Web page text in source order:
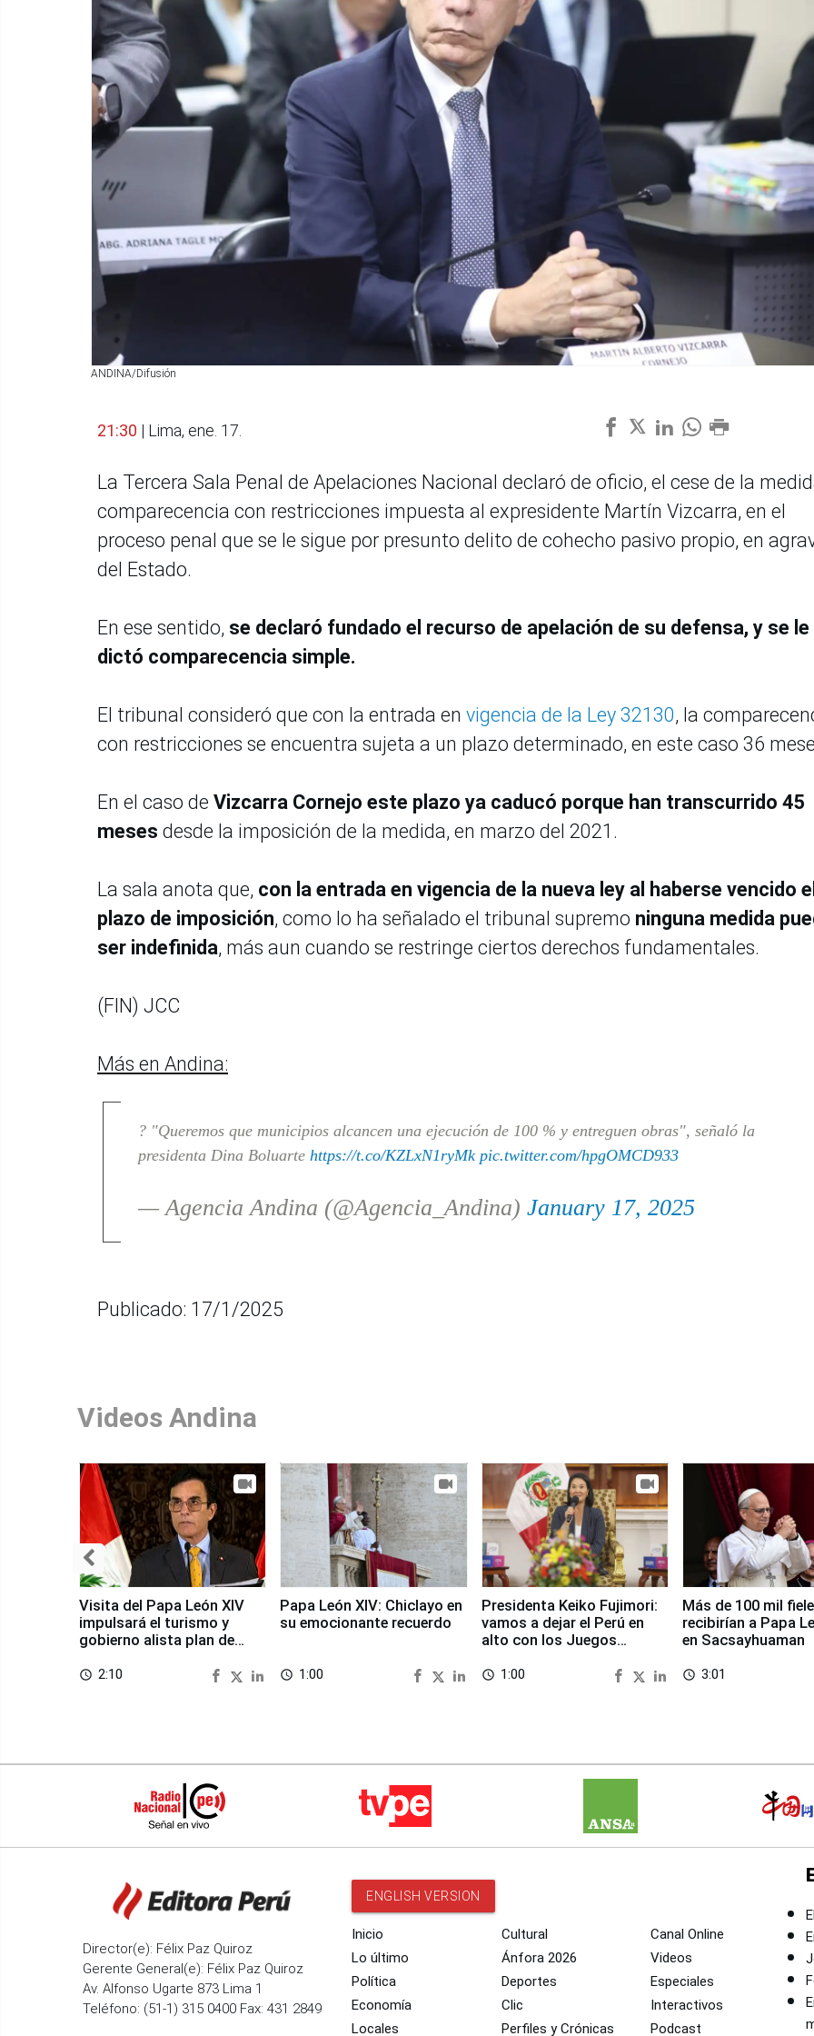
ANDINA/Difusión
21:30 | Lima, ene. 17.
La Tercera Sala Penal de Apelaciones Nacional declaró de oficio, el cese de la
comparecencia con restricciones impuesta al expresidente Martín Vizcarra, en el
proceso penal que se le sigue por presunto delito de cohecho pasivo propio, en
del Estado.
En ese sentido, se declaró fundado el recurso de apelación de su defensa, y se le
dictó comparecencia simple.
El tribunal consideró que con la entrada en vigencia de la Ley 32130, la
con restricciones se encuentra sujeta a un plazo determinado, en este caso 36
En el caso de Vizcarra Cornejo este plazo ya caducó porque han transcurrido 45
meses desde la imposición de la medida, en marzo del 2021.
La sala anota que, con la entrada en vigencia de la nueva ley al haberse vencido el
plazo de imposición, como lo ha señalado el tribunal supremo ninguna medida
ser indefinida, más aun cuando se restringe ciertos derechos fundamentales.
(FIN) JCC
Más en Andina:
? "Queremos que municipios alcancen una ejecución de 100 % y entreguen obras", señaló la
presidenta Dina Boluarte https://t.co/KZLxN1ryMk pic.twitter.com/hpgOMCD933
— Agencia Andina (@Agencia_Andina) January 17, 2025
Publicado: 17/1/2025
Videos Andina
Visita del Papa León XIV
impulsará el turismo y
gobierno alista plan de
access_time 2:10
Papa León XIV: Chiclayo en
su emocionante recuerdo
access_time 1:00
Presidenta Keiko Fujimori:
vamos a dejar el Perú en
alto con los Juegos
access_time 1:00
Más de 100 mil
recibirían a Papa
en Sacsayhuaman
access_time 3:01
Director(e): Félix Paz Quiroz
Gerente General(e): Félix Paz Quiroz
Av. Alfonso Ugarte 873 Lima 1
Teléfono: (51-1) 315 0400 Fax: 431 2849
ENGLISH VERSION
Inicio
Lo último
Política
Economía
Locales
Cultural
Ánfora 2026
Deportes
Clic
Perfiles y Crónicas
Canal Online
Videos
Especiales
Interactivos
Podcast